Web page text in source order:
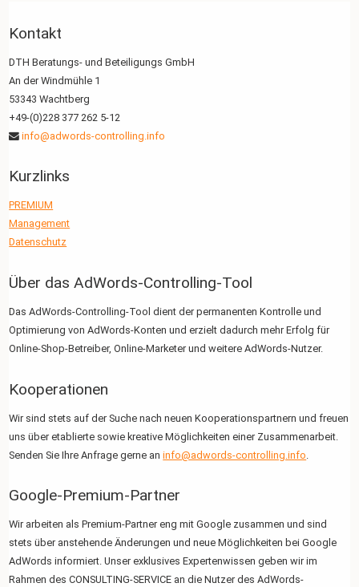
Kontakt
DTH Beratungs- und Beteiligungs GmbH
An der Windmühle 1
53343 Wachtberg
+49-(0)228 377 262 5-12
info@adwords-controlling.info
Kurzlinks
PREMIUM
Management
Datenschutz
Über das AdWords-Controlling-Tool
Das AdWords-Controlling-Tool dient der permanenten Kontrolle und
Optimierung von AdWords-Konten und erzielt dadurch mehr Erfolg für
Online-Shop-Betreiber, Online-Marketer und weitere AdWords-Nutzer.
Kooperationen
Wir sind stets auf der Suche nach neuen Kooperationspartnern und freuen
uns über etablierte sowie kreative Möglichkeiten einer Zusammenarbeit.
Senden Sie Ihre Anfrage gerne aninfo@adwords-controlling.info
Google-Premium-Partner
Wir arbeiten als Premium-Partner eng mit Google zusammen und sind
stets über anstehende Änderungen und neue Möglichkeiten bei Google
AdWords informiert. Unser exklusives Expertenwissen geben wir im
Rahmen des CONSULTING-SERVICE an die Nutzer des AdWords-